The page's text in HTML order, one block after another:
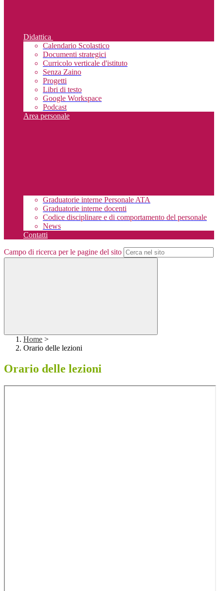
Didattica
Calendario Scolastico
Documenti strategici
Curricolo verticale d'istituto
Senza Zaino
Progetti
Libri di testo
Google Workspace
Podcast
Area personale
Graduatorie interne Personale ATA
Graduatorie interne docenti
Codice disciplinare e di comportamento del personale
News
Contatti
Campo di ricerca per le pagine del sito
Home >
Orario delle lezioni
Orario delle lezioni